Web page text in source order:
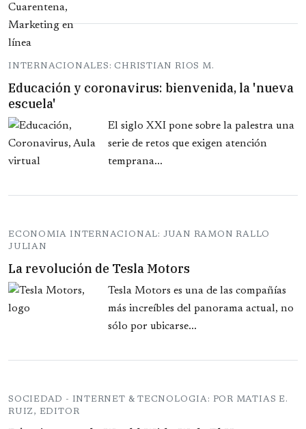
INTERNACIONALES: CHRISTIAN RIOS M.
Educación y coronavirus: bienvenida, la 'nueva
escuela'
El siglo XXI pone sobre la palestra una
serie de retos que exigen atención
temprana...
ECONOMIA INTERNACIONAL: JUAN RAMON RALLO
JULIAN
La revolución de Tesla Motors
Tesla Motors es una de las compañías
más increíbles del panorama actual, no
sólo por ubicarse...
SOCIEDAD - INTERNET & TECNOLOGIA: POR MATIAS E.
RUIZ, EDITOR